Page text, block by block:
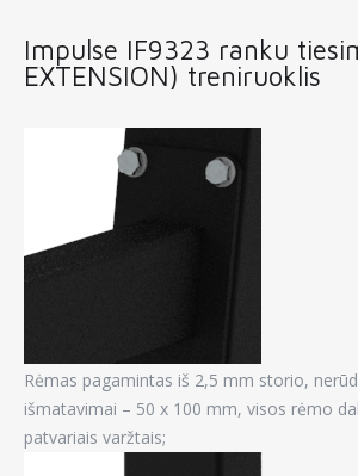
Impulse IF9323 ranku
EXTENSION) treniruoklis
Rėmas pagamintas iš 2,5 mm storio,
išmatavimai – 50 x 100 mm, visos rėmo
patvariais varžtais;